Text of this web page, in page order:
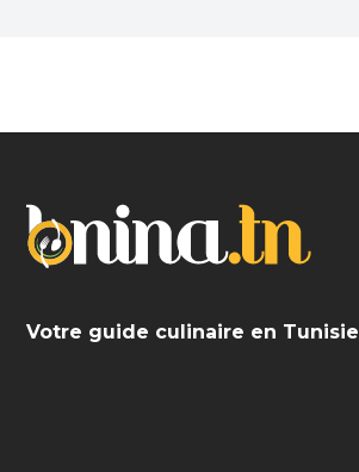
Votre guide culinaire en Tunisie